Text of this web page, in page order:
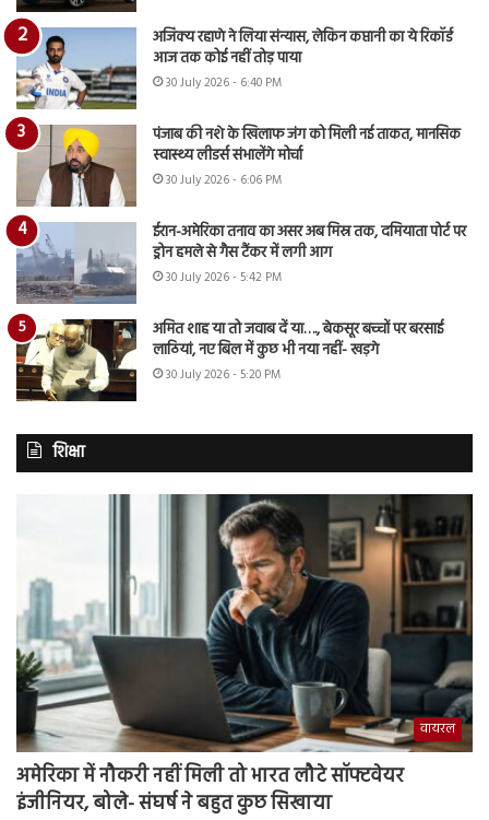
अजिंक्य रहाणे ने लिया संन्यास, लेकिन कप्तानी का ये रिकॉर्ड
आज तक कोई नहीं तोड़ पाया
30 July 2026 - 6:40 PM
पंजाब की नशे के खिलाफ जंग को मिली नई ताकत, मानसिक
स्वास्थ्य लीडर्स संभालेंगे मोर्चा
30 July 2026 - 6:06 PM
ईरान-अमेरिका तनाव का असर अब मिस्र तक, दमियाता पोर्ट पर
ड्रोन हमले से गैस टैंकर में लगी आग
30 July 2026 - 5:42 PM
अमित शाह या तो जवाब दें या…., बेकसूर बच्चों पर बरसाई
लाठियां, नए बिल में कुछ भी नया नहीं- खड़गे
30 July 2026 - 5:20 PM
शिक्षा
वायरल
अमेरिका में नौकरी नहीं मिली तो भारत लौटे सॉफ्टवेयर
इंजीनियर, बोले- संघर्ष ने बहुत कुछ सिखाया